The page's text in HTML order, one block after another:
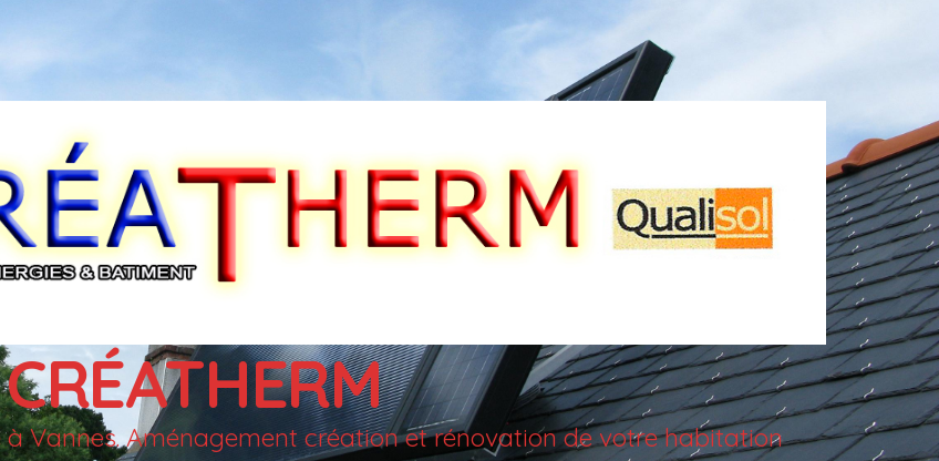
CRÉATHERM
Vannes. Aménagement création et rénovation de votre habitation